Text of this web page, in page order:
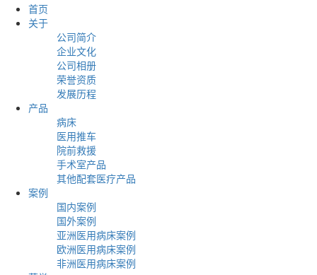
首页
关于
公司简介
企业文化
公司相册
荣誉资质
发展历程
产品
病床
医用推车
院前救援
手术室产品
其他配套医疗产品
案例
国内案例
国外案例
亚洲医用病床案例
欧洲医用病床案例
非洲医用病床案例